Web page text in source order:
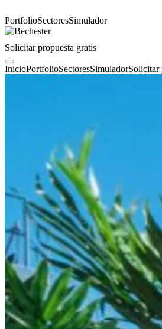
PortfolioSectoresSimulador
Solicitar propuesta gratis
InicioPortfolioSectoresSimuladorSolicitar